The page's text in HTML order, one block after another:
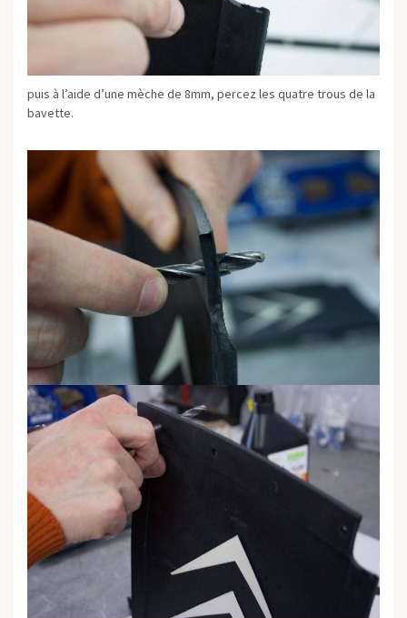
puis à l’aide d’une mèche de 8mm, percez les quatre trous de la
bavette.